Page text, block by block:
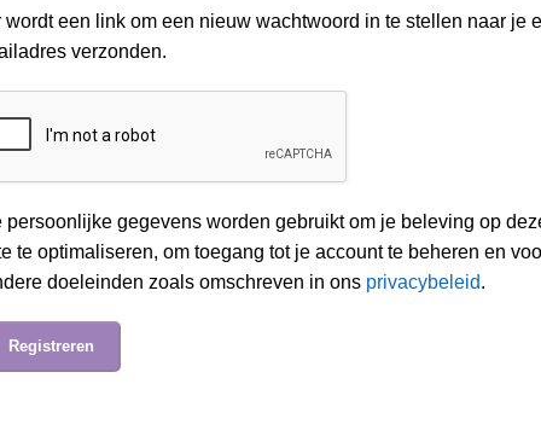
wordt een link om een nieuw wachtwoord in te stellen naar je
verzonden.
persoonlijke gegevens worden gebruikt om je beleving op
te optimaliseren, om toegang tot je account te beheren en
doeleinden zoals omschreven in ons privacybeleid.
Registreren